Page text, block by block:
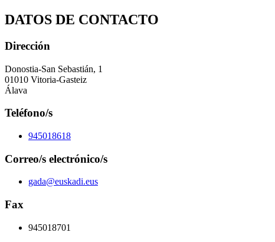
DATOS DE CONTACTO
Dirección
Donostia-San Sebastián, 1
01010 Vitoria-Gasteiz
Álava
Teléfono/s
945018618
Correo/s electrónico/s
gada@euskadi.eus
Fax
945018701